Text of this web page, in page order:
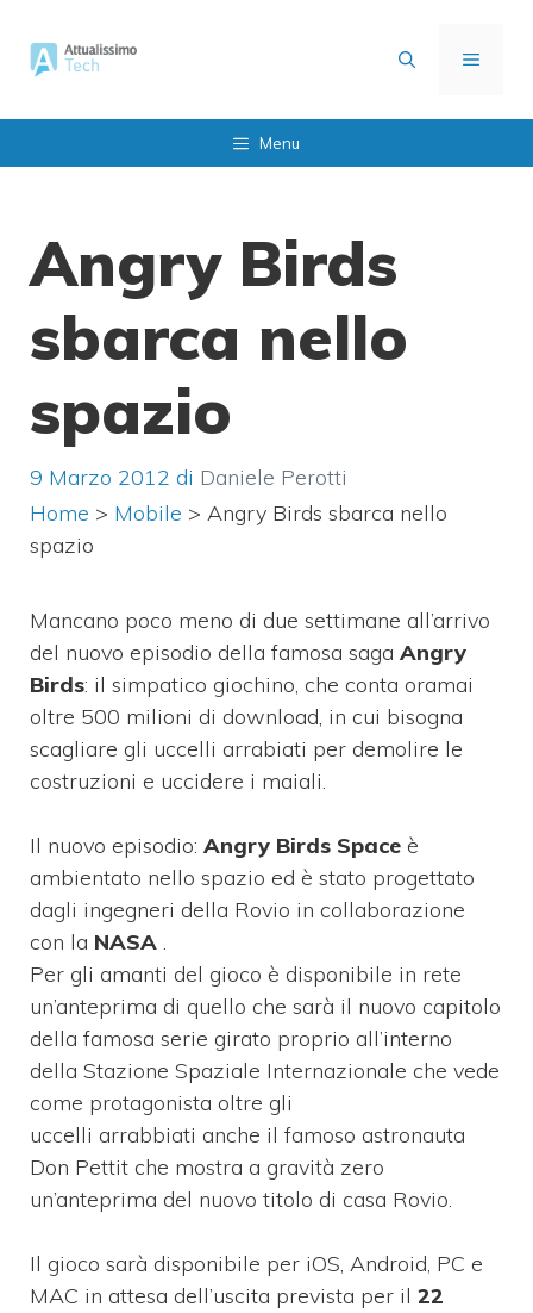
contenuto
MENU
Menu
Angry Birds
sbarca nello
spazio
9 Marzo 2012 di Daniele Perotti
Home > Mobile > Angry Birds sbarca nello
spazio
Mancano poco meno di due settimane all’arrivo
del nuovo episodio della famosa saga Angry
Birds: il simpatico giochino, che conta oramai
oltre 500 milioni di download, in cui bisogna
scagliare gli uccelli arrabiati per demolire le
costruzioni e uccidere i maiali.
Il nuovo episodio: Angry Birds Space è
ambientato nello spazio ed è stato progettato
dagli ingegneri della Rovio in collaborazione
con la NASA .
Per gli amanti del gioco è disponibile in rete
un’anteprima di quello che sarà il nuovo capitolo
della famosa serie girato proprio all’interno
della Stazione Spaziale Internazionale che vede
come protagonista oltre gli
uccelli arrabbiati anche il famoso astronauta
Don Pettit che mostra a gravità zero
un’anteprima del nuovo titolo di casa Rovio.
Il gioco sarà disponibile per iOS, Android, PC e
MAC in attesa dell’uscita prevista per il 22